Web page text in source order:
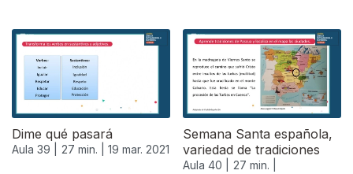
Dime qué pasará
Aula 39 | 27 min. | 19 mar. 2021
Semana Santa española,
variedad de tradiciones
Aula 40 | 27 min. |